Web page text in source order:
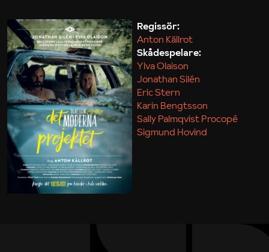
Maja Kekonius
Regissör:
Anton Källrot
Skådespelare:
Ylva Olaison
Jonathan Silén
Eric Stern
Karin Bengtsson
Sally Palmqvist Procopé
Sigmund Hovind